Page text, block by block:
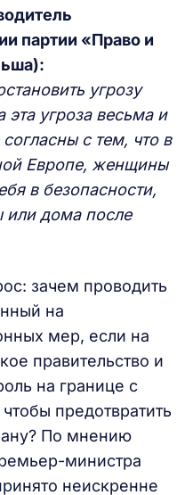
партии «Право и
угрозу
эта угроза весьма и
с тем, что в
Европе, женщины
в безопасности,
или дома после
зачем проводить
на
мер, если на
правительство и
на границе с
предотвратить
По мнению
министра
неискренне